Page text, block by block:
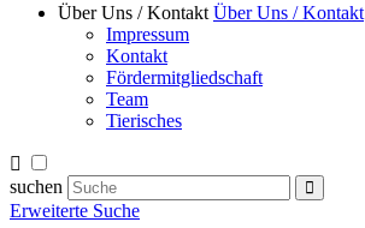
Über Uns / Kontakt Über Uns / Kontakt
Impressum
Kontakt
Fördermitgliedschaft
Team
Tierisches
suchen
Erweiterte Suche